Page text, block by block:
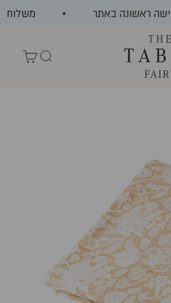
משלוח
עגלת קניות
חיפוש
The Table